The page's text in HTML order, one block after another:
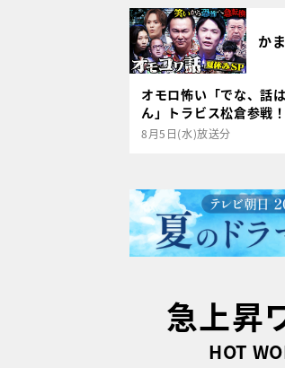
か
オモロ怖い「でな、話
ん」トラビス松倉参戦！
8月5日(水)放送分
急上昇
HOT